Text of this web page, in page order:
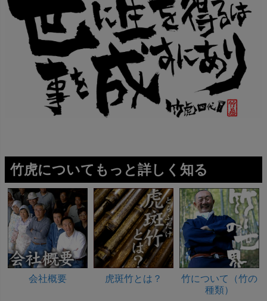
竹虎についてもっと詳しく知る
会社概要 虎斑竹とは？
竹について（竹の
種類）